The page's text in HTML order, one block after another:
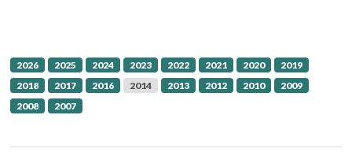
2026 2025 2024 2023 2022 2021 2020
2019
2018
2017 2016 2014 2013 2012 2010
2009
2008
2007